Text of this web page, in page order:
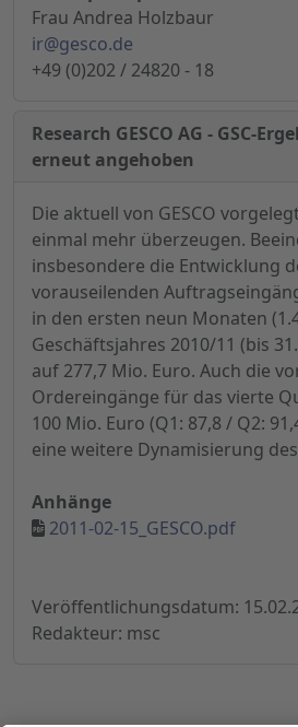
Frau Andrea Holzbaur
ir@gesco.de
+49 (0)202 / 24820 - 18
Research GESCO AG - GSC-
erneut angehoben
Die aktuell von GESCO
einmal mehr überzeugen.
insbesondere die Entwicklung
vorauseilenden
in den ersten neun Monaten
Geschäftsjahres 2010/11 (bis
auf 277,7 Mio. Euro. Auch die
Ordereingänge für das vierte
100 Mio. Euro (Q1: 87,8 / Q2:
eine weitere Dynamisierung
Anhänge
2011-02-15_GESCO.pdf
Veröffentlichungsdatum:
Redakteur: msc